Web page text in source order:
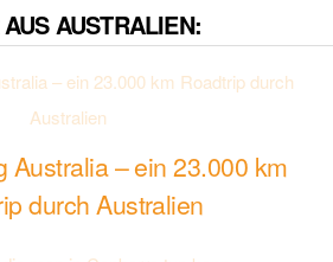
AUSTRALIEN:
Australia – ein 23.000 km
durch Australien